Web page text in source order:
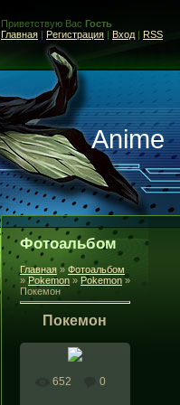
Приветствую Вас Гость
Главная | Регистрация | Вход | RSS
Anime
Фотоальбом
Главная » Фотоальбом
»Pokemon » Pokemon »
Покемон
Покемон
652 0